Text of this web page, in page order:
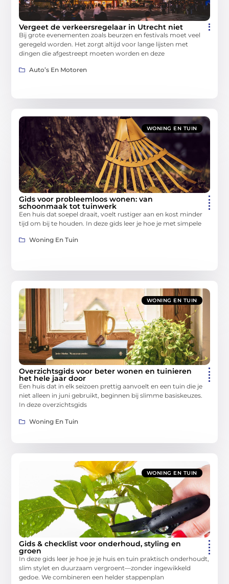
Vergeet de verkeersregelaar in Utrecht niet
Bij grote evenementen zoals beurzen en festivals moet veel
geregeld worden. Het zorgt altijd voor lange lijsten met
dingen die afgestreept moeten worden en deze
Auto’s En Motoren
WONING EN TUIN
Gids voor probleemloos wonen: van
schoonmaak tot tuinwerk
Een huis dat soepel draait, voelt rustiger aan en kost minder
tijd om bij te houden. In deze gids leer je hoe je met simpele
Woning En Tuin
WONING EN TUIN
Overzichtsgids voor beter wonen en tuinieren
het hele jaar door
Een huis dat in elk seizoen prettig aanvoelt en een tuin die je
niet alleen in juni gebruikt, beginnen bij slimme basiskeuzes.
In deze overzichtsgids
Woning En Tuin
WONING EN TUIN
Gids & checklist voor onderhoud, styling en
groen
In deze gids leer je hoe je je huis en tuin praktisch onderhoudt,
slim stylet en duurzaam vergroent—zonder ingewikkeld
gedoe. We combineren een helder stappenplan